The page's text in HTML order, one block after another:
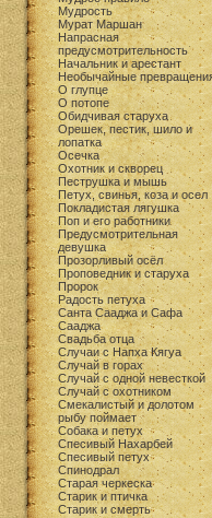
Мудрость
Мурат Маршан
Напрасная
предусмотрительность
Начальник и арестант
Необычайные
О глупце
О потопе
Обидчивая старуха
Орешек, пестик, шило и
лопатка
Осечка
Охотник и скворец
Пеструшка и мышь
Петух, свинья, коза и осел
Покладистая лягушка
Поп и его работники
Предусмотрительная
девушка
Прозорливый осёл
Проповедник и старуха
Пророк
Радость петуха
Санта Сааджа и Сафа
Сааджа
Свадьба отца
Случаи с Напха Кягуа
Случай в горах
Случай с одной невесткой
Случай с охотником
Смекалистый и долотом
рыбу поймает
Собака и петух
Спесивый Нахарбей
Спесивый петух
Спинодрал
Старая черкеска
Старик и птичка
Старик и смерть